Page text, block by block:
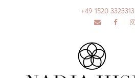
+49 1520 3323313